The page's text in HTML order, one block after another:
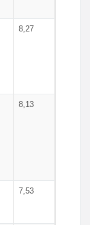
8,27
8,13
7,53